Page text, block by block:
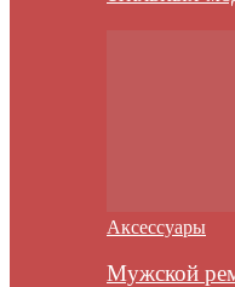
Аксессуары
Мужской